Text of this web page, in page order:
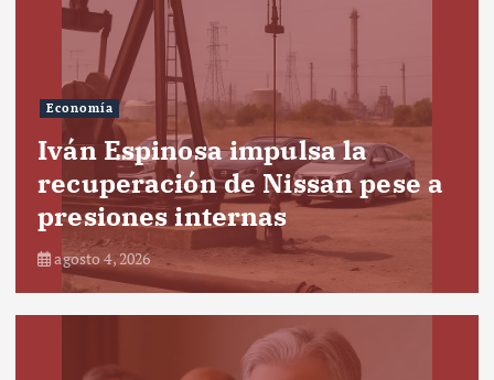
Economía
Iván Espinosa impulsa la
recuperación de Nissan pese a
presiones internas
agosto 4, 2026